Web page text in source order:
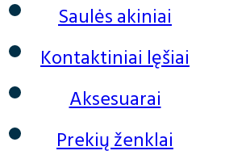
Saulės akiniai
Kontaktiniai lęšiai
Aksesuarai
Prekių ženklai